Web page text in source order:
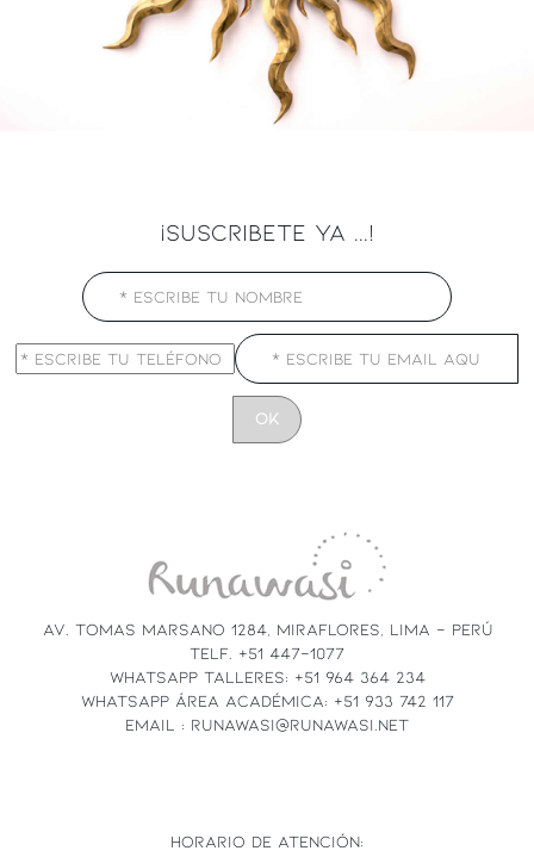
¡SUSCRIBETE YA ...!
BLANK.AV. TOMAS MARSANO 1284, MIRAFLORES, LIMA - PERÚ
TELF. +51 447-1077
WHATSAPP TALLERES: +51 964 364 234
WHATSAPP ÁREA ACADÉMICA: +51 933 742 117
EMAIL : RUNAWASI@RUNAWASI.NET
HORARIO DE ATENCIÓN: